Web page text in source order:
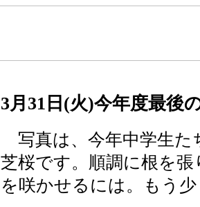
3月31日(火)今年度最後
写真は、今年中学生た
芝桜です。順調に根を
を咲かせるには。もう